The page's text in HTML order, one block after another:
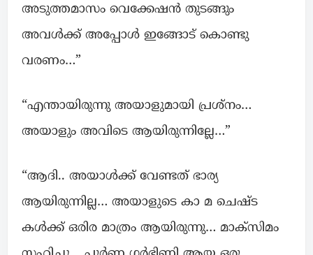
അടുത്തമാസം വെക്കേഷൻ തുടങ്ങും
അവൾക്ക് അപ്പോൾ ഇങ്ങോട് കൊണ്ടു
വരണം…”
“എന്തായിരുന്നു അയാളുമായി പ്രശ്നം…
അയാളും അവിടെ ആയിരുന്നില്ലേ…”
“ആദി.. അയാൾക്ക്‌ വേണ്ടത് ഭാര്യ
ആയിരുന്നില്ല… അയാളുടെ കാ മ ചെഷ്ട
കൾക്ക് ഒരിര മാത്രം ആയിരുന്നു… മാക്സിമം